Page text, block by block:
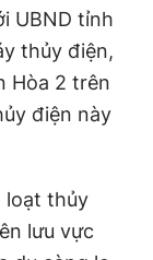
cáo
UBND tỉnh
thủy điện,
Hòa 2 trên
điện này
loạt thủy
lưu vực